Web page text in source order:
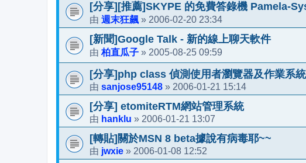
[分享][推薦]SKYPE 的免費答錄機 Pamela-
由 週末狂飆 » 2006-02-20 23:34
[新聞]Google Talk - 新的線上聊天軟件
由柏直瓜子 » 2005-08-25 09:59
[分享]php class 偵測使用者瀏覽器及作業系
由 sanjose95148 » 2006-01-21 15:14
[分享] etomiteRTM網站管理系統
由 hanklu » 2006-01-21 13:07
[轉貼]關於MSN 8 beta據說有病毒耶~~
由 jwxie » 2006-01-08 12:52